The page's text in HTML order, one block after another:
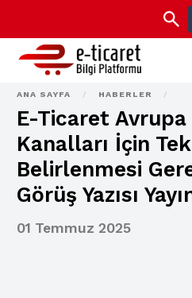
ANA SAYFA / HABERLER /
E-Ticaret Avrupa
Kanalları İçin
Belirlenmesi
Görüş Yazısı
01 Temmuz 2025